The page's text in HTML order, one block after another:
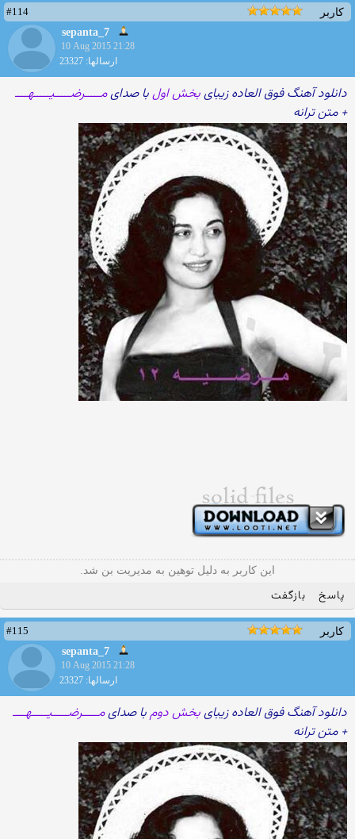
کاربر
#114
sepanta_7
10 Aug 2015 21:28
ارسالها: 23327
دانلود آهنگ فوق العاده زیبایبخش اولبا صدایمـــــرضـــــیـــــهــــ
+ متن ترانه
این کاربر به دلیل توهین به مدیریت بن شد.
پاسخ بازگفت
کاربر
#115
sepanta_7
10 Aug 2015 21:28
ارسالها: 23327
دانلود آهنگ فوق العاده زیبایبخش دومبا صدایمـــــرضـــــیـــــهــــ
+ متن ترانه